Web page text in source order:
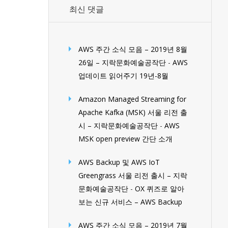
최신 댓글
AWS 주간 소식 모음 – 2019년 8월
26일 – 지락문화예술공작단 - AWS
업데이트 읽어주기 19년-8월
Amazon Managed Streaming for
Apache Kafka (MSK) 서울 리전 출
시 – 지락문화예술공작단 - AWS
MSK open preview 간단 소개
AWS Backup 및 AWS IoT
Greengrass 서울 리전 출시 – 지락
문화예술공작단 - OX 퀴즈로 알아
보는 신규 서비스 – AWS Backup
AWS 주간 소식 모음 – 2019년 7월